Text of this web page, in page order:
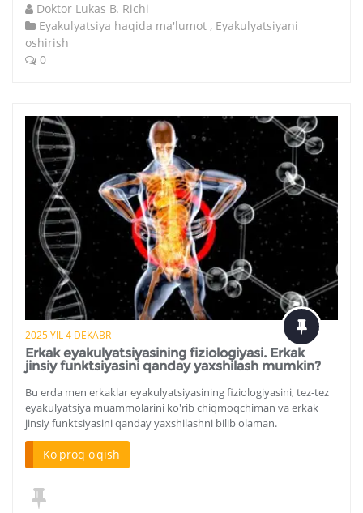
Doktor Lukas B. Richi
Eyakulyatsiya haqida ma'lumot , Eyakulyatsiyani
oshirish
0
2025 YIL 4 DEKABR
Erkak eyakulyatsiyasining fiziologiyasi. Erkak
jinsiy funktsiyasini qanday yaxshilash mumkin?
Bu erda men erkaklar eyakulyatsiyasining fiziologiyasini, tez-tez
eyakulyatsiya muammolarini ko'rib chiqmoqchiman va erkak
jinsiy funktsiyasini qanday yaxshilashni bilib olaman.
Ko'proq o'qish